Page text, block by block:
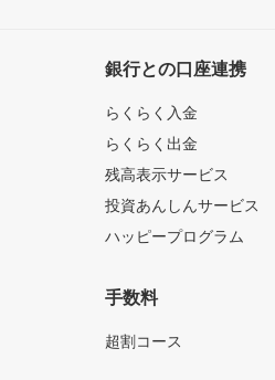
銀行との口座連携
らくらく入金
らくらく出金
残高表示サービス
投資あんしんサービス
ハッピープログラム
手数料
超割コース